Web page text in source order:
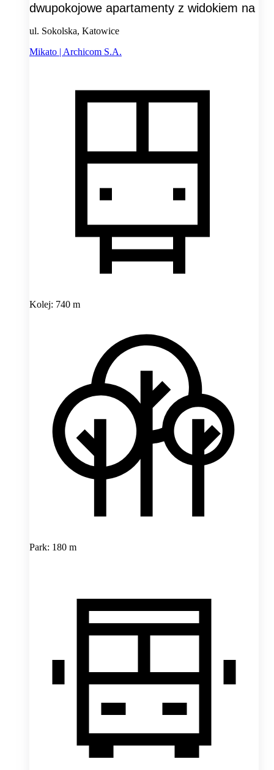
dwupokojowe apartamenty z widokiem na
ul. Sokolska, Katowice
Mikato | Archicom S.A.
Kolej: 740 m
Park: 180 m